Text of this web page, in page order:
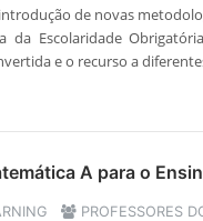
de novas
da Escolaridade
e o recurso a
A para o
PROFESSORES